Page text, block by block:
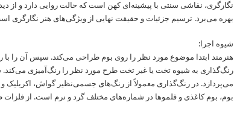
نگارگری، نقاشی سنتی با پیشینه‌ای کهن است که حالت روایی دارد و از
بهره می‌برد. ترسیم جزئیات و حقیقت نهایی از ویژگی‌های هنر نگارگری
شیوه اجرا:
هنرمند ابتدا موضوع مورد نظر را روی بوم طراحی می‌کند. سپس آن را با
رنگ‌گذاری به شیوه تخت یا غیر تخت طرح مورد نظر را رنگ‌آمیزی
می‌پردازد. در رنگ‌گذاری معمولاً از رنگ‌های جسمی‌نظیر گواش، اکریلیک
بوم، بوم کاغذی و قلموها در شماره‌های مختلف گرد و نرم است. از فلزات